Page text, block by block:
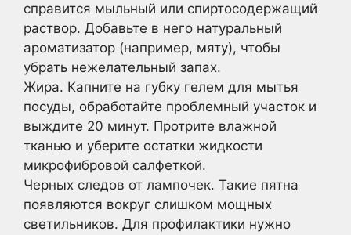
справится мыльный или спиртосодержащий
раствор. Добавьте в него натуральный
ароматизатор (например, мяту), чтобы
убрать нежелательный запах.
Жира. Капните на губку гелем для мытья
посуды, обработайте проблемный участок и
выждите 20 минут. Протрите влажной
тканью и уберите остатки жидкости
микрофибровой салфеткой.
Черных следов от лампочек. Такие пятна
появляются вокруг слишком мощных
светильников. Для профилактики нужно